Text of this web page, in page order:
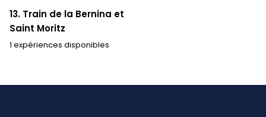
13. Train de la Bernina et
Saint Moritz
1 expériences disponibles